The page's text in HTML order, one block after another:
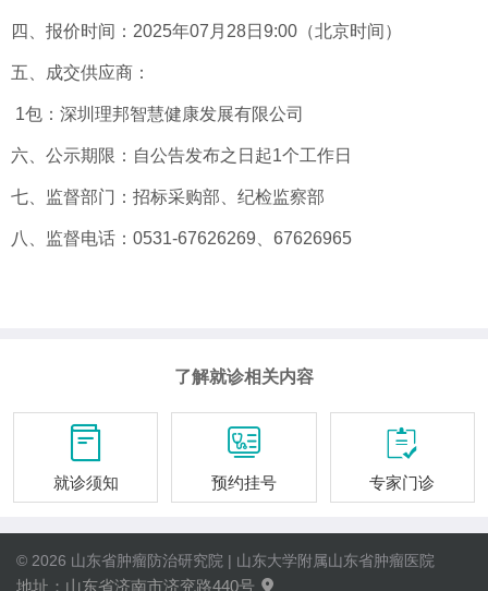
四、报价时间：2025年07月28日9:00（北京时间）
五、成交供应商：
1包：深圳理邦智慧健康发展有限公司
六、公示期限：自公告发布之日起1个工作日
七、监督部门：招标采购部、纪检监察部
八、监督电话：0531-67626269、67626965
了解就诊相关内容

就诊须知

预约挂号

专家门诊
© 2026 山东省肿瘤防治研究院 | 山东大学附属山东省肿瘤医院
地址：山东省济南市济兖路440号 